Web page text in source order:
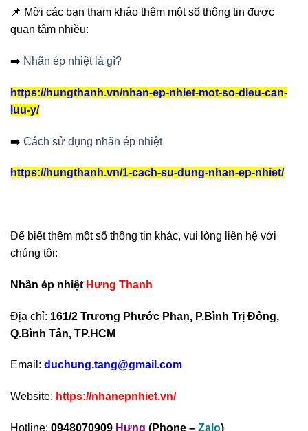
📌 Mời các bạn tham khảo thêm một số thông tin được
quan tâm nhiều:
➡️ Nhãn ép nhiệt là gì?
https://hungthanh.vn/nhan-ep-nhiet-mot-so-dieu-can-
luu-y/
➡️ Cách sử dụng nhãn ép nhiệt
https://hungthanh.vn/1-cach-su-dung-nhan-ep-nhiet/
Để biết thêm một số thông tin khác, vui lòng liên hệ với
chúng tôi:
Nhãn ép nhiệt Hưng Thanh
Địa chỉ: 161/2 Trương Phước Phan, P.Bình Trị Đông,
Q.Bình Tân, TP.HCM
Email: duchung.tang@gmail.com
Website: https://nhanepnhiet.vn/
Hotline: 0948070909 Hưng (Phone – Zalo)